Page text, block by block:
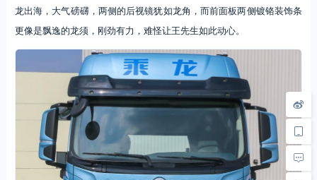
龙出海，大气磅礴，两侧的后视镜犹如龙角，而前面板两侧镀铬装饰条
更像是飘逸的龙须，刚劲有力，难怪让王先生如此动心。